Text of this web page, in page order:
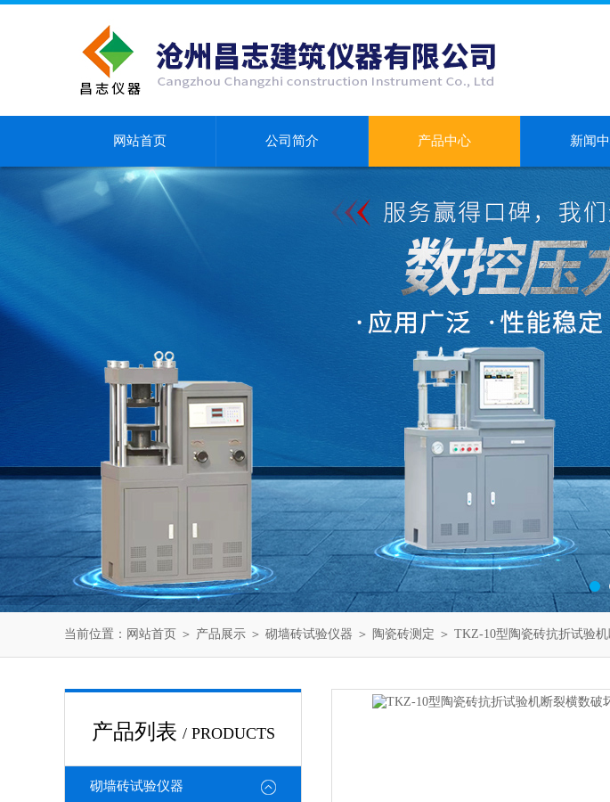
网站首页 公司简介 产品中心 新闻
当前位置： 网站首页 ＞ 产品展示 ＞ 砌墙砖试验仪器 ＞ 陶瓷砖测定 ＞ TKZ-10型陶瓷砖抗折试验
产品列表 / PRODUCTS
砌墙砖试验仪器